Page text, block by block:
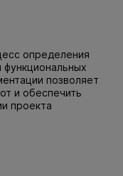
определения
позволяет
и обеспечить
проекта